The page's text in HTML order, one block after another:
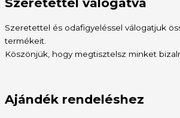
Szeretettel és odafigyeléssel válogatjuk
termékeit.
Köszönjük, hogy megtisztelsz minket
Ajándék rendeléshez